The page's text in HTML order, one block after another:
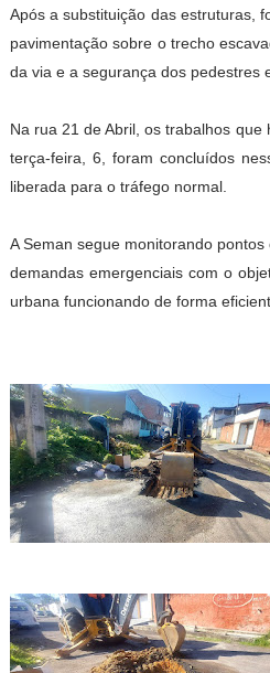
Após a substituição das estruturas,
pavimentação sobre o trecho
da via e a segurança dos pedestres
Na rua 21 de Abril, os trabalhos que
terça-feira, 6, foram concluídos
liberada para o tráfego normal.
A Seman segue monitorando
demandas emergenciais com o
urbana funcionando de forma